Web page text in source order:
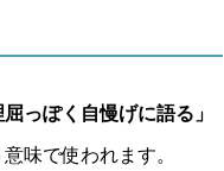
屈っぽく自慢げに語る」
味で使われます。